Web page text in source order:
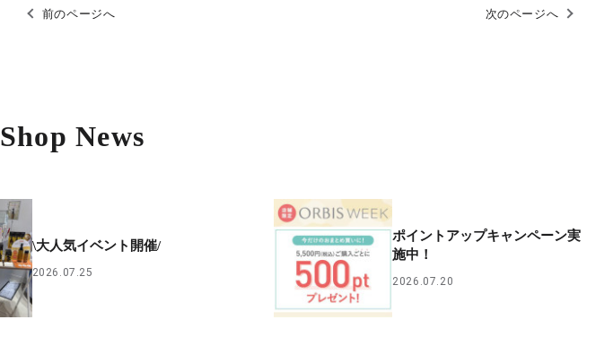
前のページへ 次のページへ
Shop News
\大人気イベント開催/
2026.07.25
ポイントアップキャンペーン実
施中！
2026.07.20